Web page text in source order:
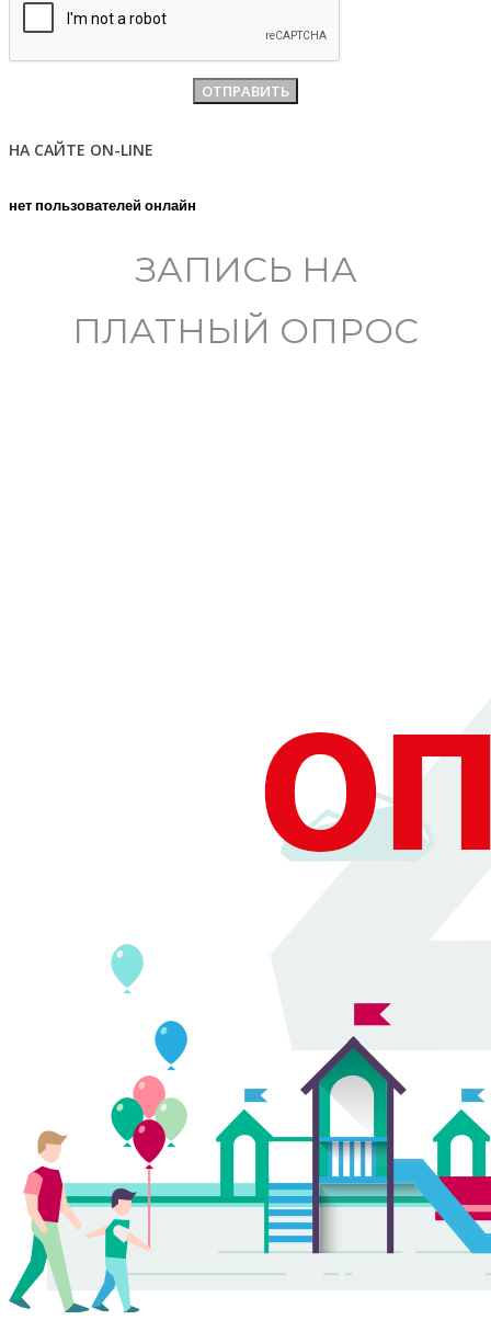
НА САЙТЕ ON-LINE
нет пользователей онлайн
ЗАПИСЬ НА
ПЛАТНЫЙ ОПРОС